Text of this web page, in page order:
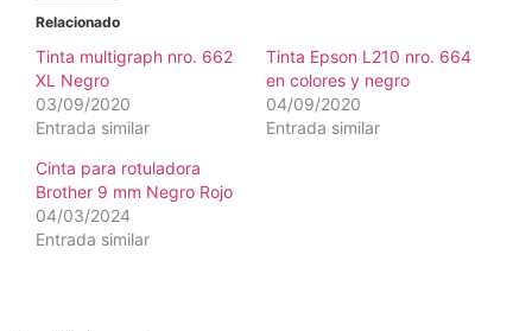
Relacionado
Tinta multigraph nro. 662
XL Negro
03/09/2020
Entrada similar
Tinta Epson L210 nro. 664
en colores y negro
04/09/2020
Entrada similar
Cinta para rotuladora
Brother 9 mm Negro Rojo
04/03/2024
Entrada similar